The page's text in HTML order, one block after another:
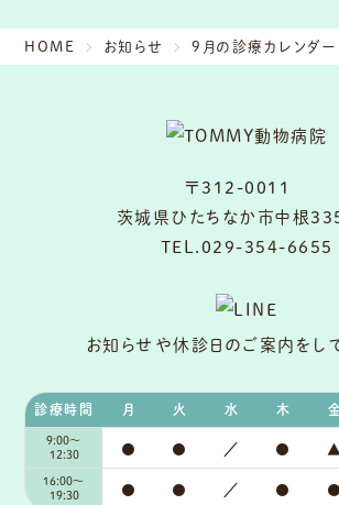
HOME お知らせ 9月の診療カレンダー
〒312-0011
茨城県ひたちなか市中根
TEL.029-354-6655
お知らせや休診日のご案内をし
診療時間 月 火 水 木
9:00～
12:30
● ● ／ ● ▲
16:00～
19:30
● ● ／ ● ●